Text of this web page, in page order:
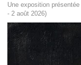
Une exposition
- 2 août 2026)